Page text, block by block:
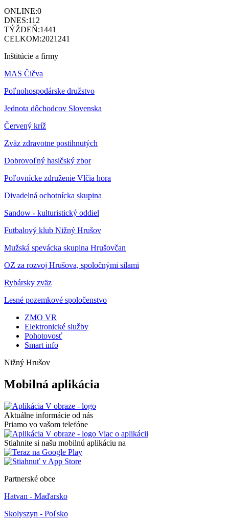
ONLINE:0
DNES:112
TÝŽDEŇ:1441
CELKOM:2021241
Inštitúcie a firmy
MAS Čičva
Poľnohospodárske družstvo
Jednota dôchodcov Slovenska
Červený kríž
Zväz zdravotne postihnutých
Dobrovoľný hasičský zbor
Poľovnícke združenie Vlčia hora
Divadelná ochotnícka skupina
Sandow - kulturistický oddiel
Futbalový klub Nižný Hrušov
Mužská spevácka skupina Hrušovčan
OZ za rozvoj Hrušova, spoločnými silami
Rybársky zväz
Lesné pozemkové spoločenstvo
ZMO VR
Elektronické služby
Pohotovosť
Smart info
Nižný Hrušov
Mobilná aplikácia
Aktuálne informácie od nás
Priamo vo vašom telefóne
Viac o aplikácii
Stiahnite si našu mobilnú aplikáciu na
Partnerské obce
Hatvan - Maďarsko
Skolyszyn - Poľsko